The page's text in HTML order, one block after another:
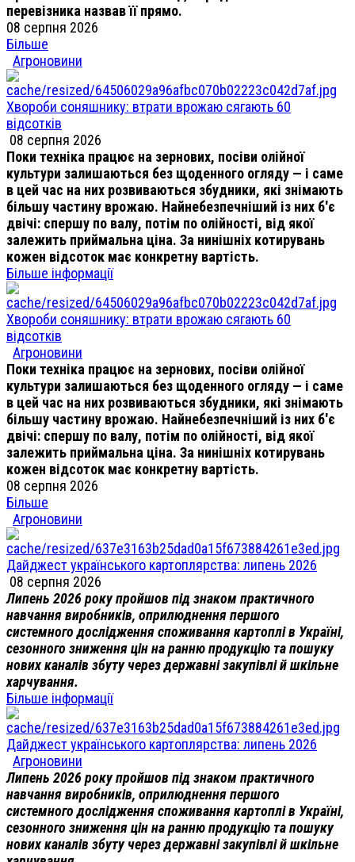
перевізника назвав її прямо.
08 серпня 2026
Більше
Агроновини
Хвороби соняшнику: втрати врожаю сягають 60
відсотків
08 серпня 2026
Поки техніка працює на зернових, посіви олійної
культури залишаються без щоденного огляду — і саме
в цей час на них розвиваються збудники, які знімають
більшу частину врожаю. Найнебезпечніший із них б'є
двічі: спершу по валу, потім по олійності, від якої
залежить приймальна ціна. За нинішніх котирувань
кожен відсоток має конкретну вартість.
Більше інформації
Хвороби соняшнику: втрати врожаю сягають 60
відсотків
Агроновини
Поки техніка працює на зернових, посіви олійної
культури залишаються без щоденного огляду — і саме
в цей час на них розвиваються збудники, які знімають
більшу частину врожаю. Найнебезпечніший із них б'є
двічі: спершу по валу, потім по олійності, від якої
залежить приймальна ціна. За нинішніх котирувань
кожен відсоток має конкретну вартість.
08 серпня 2026
Більше
Агроновини
Дайджест українського картоплярства: липень 2026
08 серпня 2026
Липень 2026 року пройшов під знаком практичного
навчання виробників, оприлюднення першого
системного дослідження споживання картоплі в Україні,
сезонного зниження цін на ранню продукцію та пошуку
нових каналів збуту через державні закупівлі й шкільне
харчування.
Більше інформації
Дайджест українського картоплярства: липень 2026
Агроновини
Липень 2026 року пройшов під знаком практичного
навчання виробників, оприлюднення першого
системного дослідження споживання картоплі в Україні,
сезонного зниження цін на ранню продукцію та пошуку
нових каналів збуту через державні закупівлі й шкільне